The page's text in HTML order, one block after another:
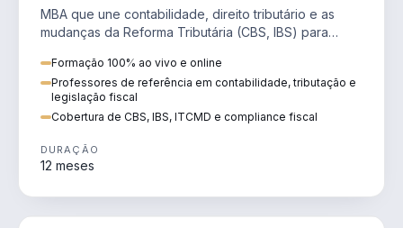
MBA que une contabilidade, direito tributário e as
mudanças da Reforma Tributária (CBS, IBS) para
Formação 100% ao vivo e online
Professores de referência em contabilidade, tributação e
legislação fiscal
Cobertura de CBS, IBS, ITCMD e compliance fiscal
DURAÇÃO
12 meses